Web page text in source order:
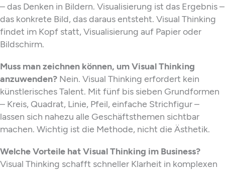
– das Denken in Bildern. Visualisierung ist das Ergebnis –
das konkrete Bild, das daraus entsteht. Visual Thinking
findet im Kopf statt, Visualisierung auf Papier oder
Bildschirm.
Muss man zeichnen können, um Visual Thinking
anzuwenden? Nein. Visual Thinking erfordert kein
künstlerisches Talent. Mit fünf bis sieben Grundformen
– Kreis, Quadrat, Linie, Pfeil, einfache Strichfigur –
lassen sich nahezu alle Geschäftsthemen sichtbar
machen. Wichtig ist die Methode, nicht die Ästhetik.
Welche Vorteile hat Visual Thinking im Business?
Visual Thinking schafft schneller Klarheit in komplexen